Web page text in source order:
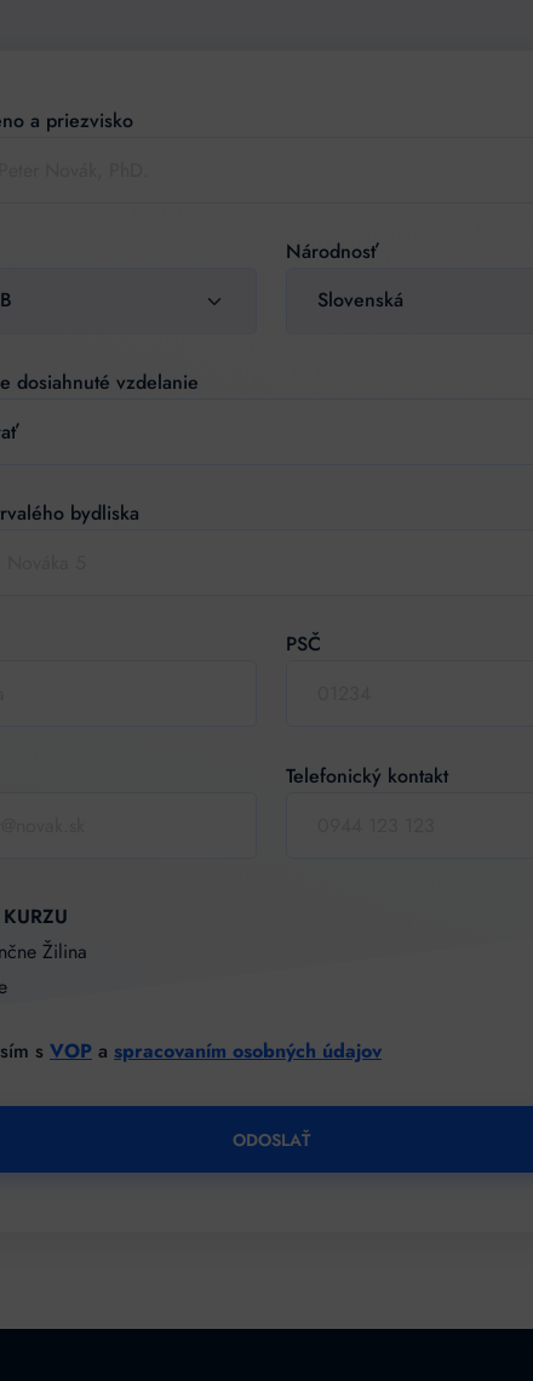
sa do projektu
a priezvisko
Národnosť
dosiahnuté vzdelanie
bydliska
PSČ
Telefonický kontakt
Žilina
s VOP a spracovaním osobných údajov